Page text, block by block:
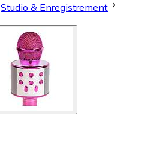
Stu­dio & En­re­gis­tre­ment